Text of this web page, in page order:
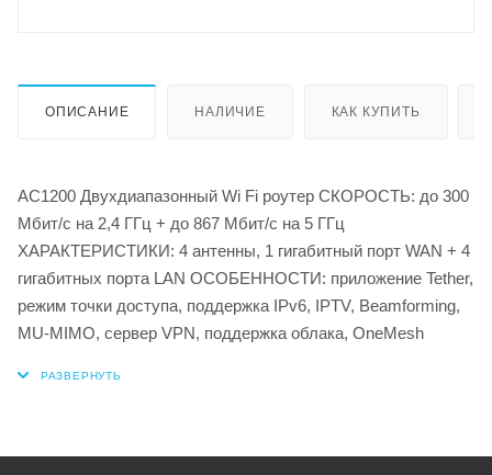
ОПИСАНИЕ НАЛИЧИЕ КАК КУПИТЬ
AC1200 Двухдиапазонный Wi Fi роутер СКОРОСТЬ: до 300
Мбит/с на 2,4 ГГц + до 867 Мбит/с на 5 ГГц
ХАРАКТЕРИСТИКИ: 4 антенны, 1 гигабитный порт WAN + 4
гигабитных порта LAN ОСОБЕННОСТИ: приложение Tether,
режим точки доступа, поддержка IPv6, IPTV, Beamforming,
MU-MIMO, сервер VPN, поддержка облака, OneMesh